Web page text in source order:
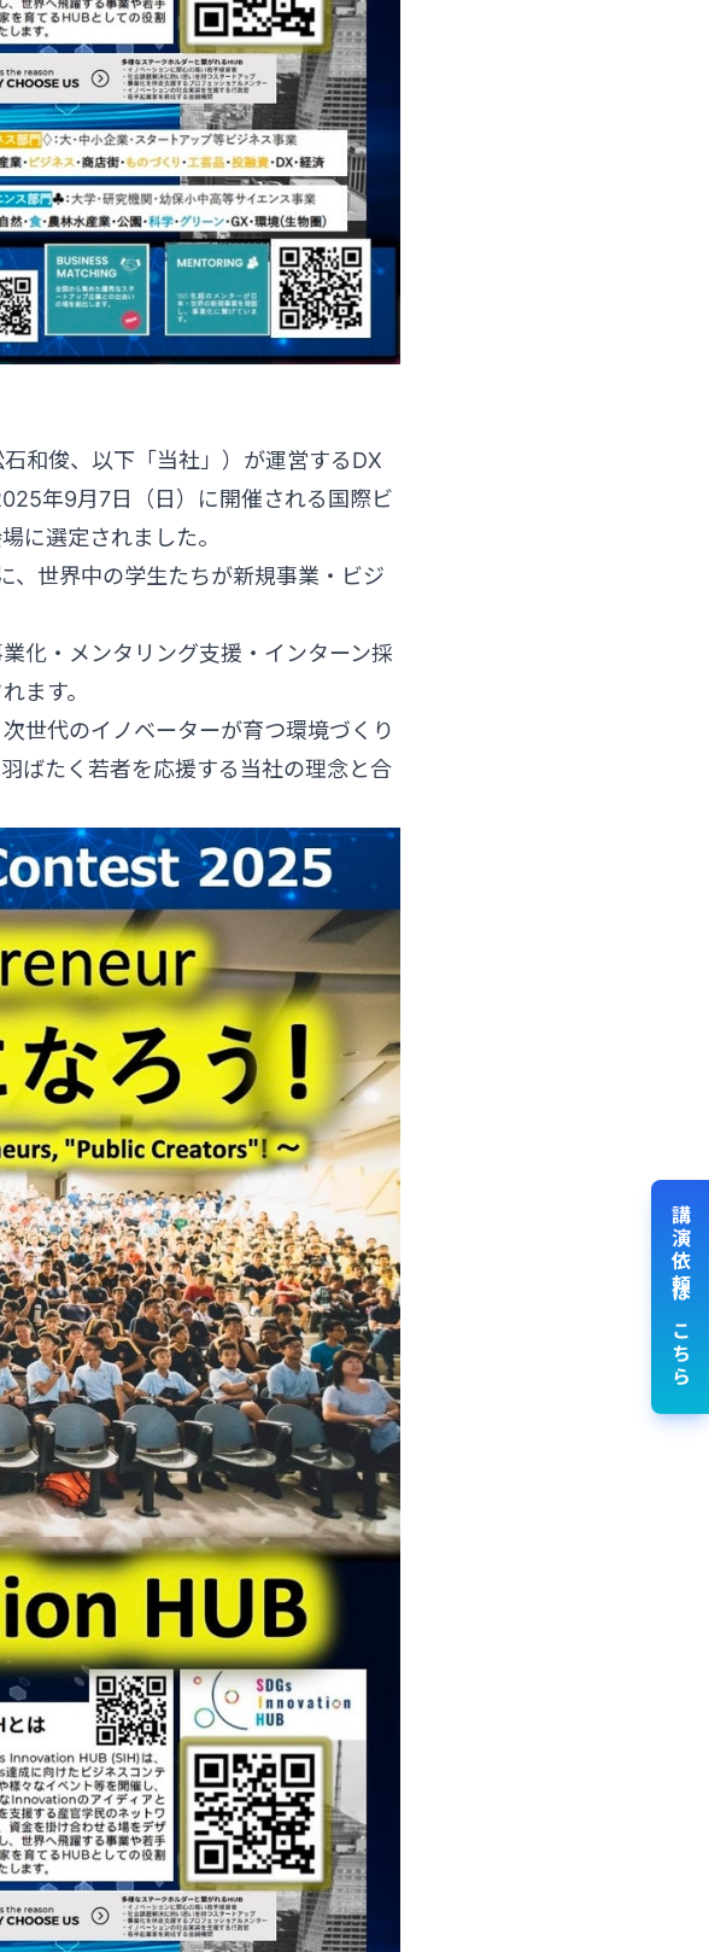
和俊、以下「当社」）が運営するDX
年9月7日（日）に開催される国際ビ
に選定されました。
、世界中の学生たちが新規事業・ビジ
化・メンタリング支援・インターン採
ます。
世代のイノベーターが育つ環境づくり
ばたく若者を応援する当社の理念と合
講演依頼はこちら